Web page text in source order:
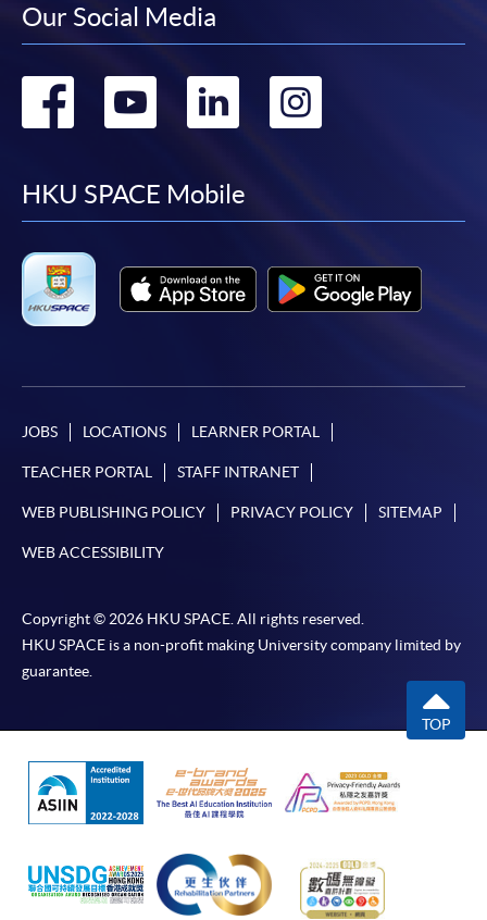
人或報名中心。
課程/科目報名注意事項:
選用網上報名服務必須在已接駁互聯網及支援
網上報名只支援「提早報讀優惠」。如需享用其他
報讀優惠，請親臨學院的報名中心報名。
功被獲取錄。任何不成功的申請，課程組職員將儘
程/科目只可提交一次申請。
在網上報名過程中，付款成功後，網頁將顯示付款
法例規定外，一切已繳費用，概不退還。
如須甄選入學，則正式收據並不可作為 閣下已獲
取錄的證明。學院將在截止報名日期後儘快通知申
請者是否獲取錄。落選的申請人將獲退還已繳交的
本學院為學院開設的其中一些課程提供在線服務的平台。雖然
Our Social Media
Go
facebook
Go
youtube
Go
linkedin
Go
HKU SPACE Mobile
JOBS LOCATIONS LEARNER PORTAL
TEACHER PORTAL STAFF INTRANET
WEB PUBLISHING POLICY PRIVACY POLICY SITEMAP
WEB ACCESSIBILITY
Copyright © 2026 HKU SPACE. All rights reserved.
HKU SPACE is a non-profit making University company limited by
guarantee.
TOP